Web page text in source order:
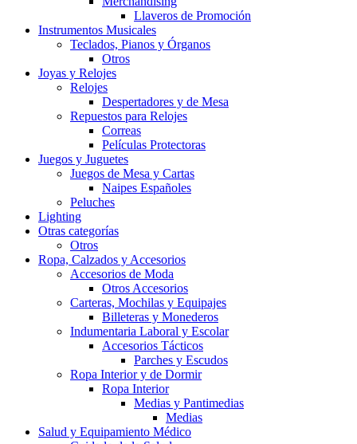
Llaveros de Promoción
Instrumentos Musicales
Teclados, Pianos y Órganos
Otros
Joyas y Relojes
Relojes
Despertadores y de Mesa
Repuestos para Relojes
Correas
Películas Protectoras
Juegos y Juguetes
Juegos de Mesa y Cartas
Naipes Españoles
Peluches
Lighting
Otras categorías
Otros
Ropa, Calzados y Accesorios
Accesorios de Moda
Otros Accesorios
Carteras, Mochilas y Equipajes
Billeteras y Monederos
Indumentaria Laboral y Escolar
Accesorios Tácticos
Parches y Escudos
Ropa Interior y de Dormir
Ropa Interior
Medias y Pantimedias
Medias
Salud y Equipamiento Médico